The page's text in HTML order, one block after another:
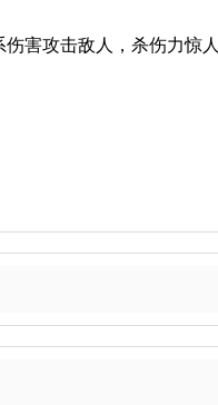
害攻击敌人，杀伤力惊